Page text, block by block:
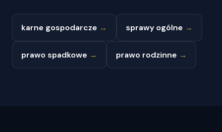
karne gospodarcze → sprawy ogólne →
prawo spadkowe → prawo rodzinne →